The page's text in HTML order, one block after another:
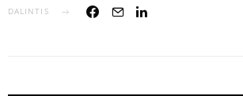
DALINTIS